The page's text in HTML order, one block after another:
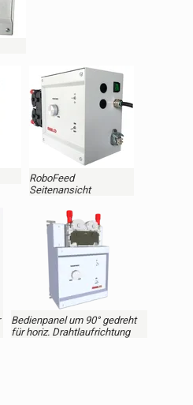
RoboFeed
Seitenansicht
Bedienpanel um 90° gedreht
für horiz. Drahtlaufrichtung